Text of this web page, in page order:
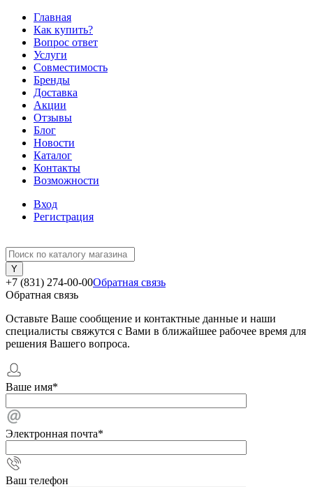
Главная
Как купить?
Вопрос ответ
Услуги
Совместимость
Бренды
Доставка
Акции
Отзывы
Блог
Новости
Каталог
Контакты
Возможности
Вход
Регистрация
+7 (831) 274-00-00Обратная связь
Обратная связь
Оставьте Ваше сообщение и контактные данные и наши
специалисты свяжутся с Вами в ближайшее рабочее время для
решения Вашего вопроса.
Ваше имя*
Электронная почта*
Ваш телефон